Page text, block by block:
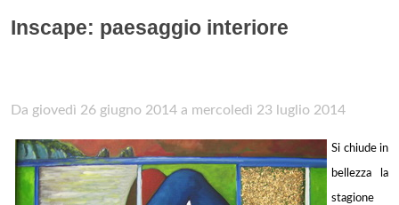
Inscape: paesaggio interiore
Da giovedì 26 giugno 2014 a mercoledì 23 luglio 2014
Si chiude in
bellezza la
stagione